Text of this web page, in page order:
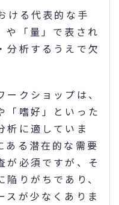
ける代表的な手
や「量」で表され
分析するうえで欠
クショップは、
「嗜好」といった
析に適していま
ある潜在的な需要
が必須ですが、そ
りがちであり、
スが少なくありま